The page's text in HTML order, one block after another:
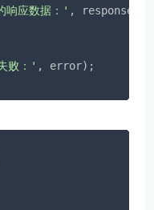
响应数据：' ,
败：' , error);